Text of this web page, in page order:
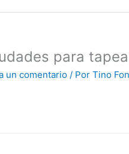
para
un comentario / Por Tino